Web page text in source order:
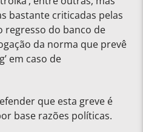
bastante criticadas pelas
regresso do banco de
da norma que prevê
em caso de
que esta greve é
base razões políticas.